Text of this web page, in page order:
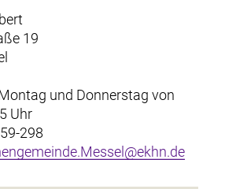
19
und Donnerstag von
Uhr
298